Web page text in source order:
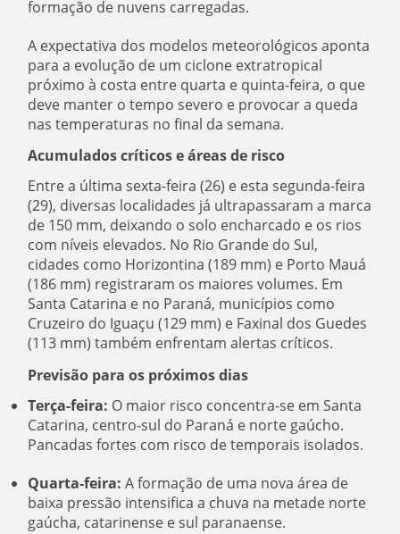
formação de nuvens carregadas.
A expectativa dos modelos meteorológicos aponta
para a evolução de um ciclone extratropical
próximo à costa entre quarta e quinta-feira, o que
deve manter o tempo severo e provocar a queda
nas temperaturas no final da semana.
Acumulados críticos e áreas de risco
Entre a última sexta-feira (26) e esta segunda-feira
(29), diversas localidades já ultrapassaram a marca
de 150 mm, deixando o solo encharcado e os rios
com níveis elevados. No Rio Grande do Sul,
cidades como Horizontina (189 mm) e Porto Mauá
(186 mm) registraram os maiores volumes. Em
Santa Catarina e no Paraná, municípios como
Cruzeiro do Iguaçu (129 mm) e Faxinal dos Guedes
(113 mm) também enfrentam alertas críticos.
Previsão para os próximos dias
Terça-feira: O maior risco concentra-se em Santa
Catarina, centro-sul do Paraná e norte gaúcho.
Pancadas fortes com risco de temporais isolados.
Quarta-feira: A formação de uma nova área de
baixa pressão intensifica a chuva na metade norte
gaúcha, catarinense e sul paranaense.